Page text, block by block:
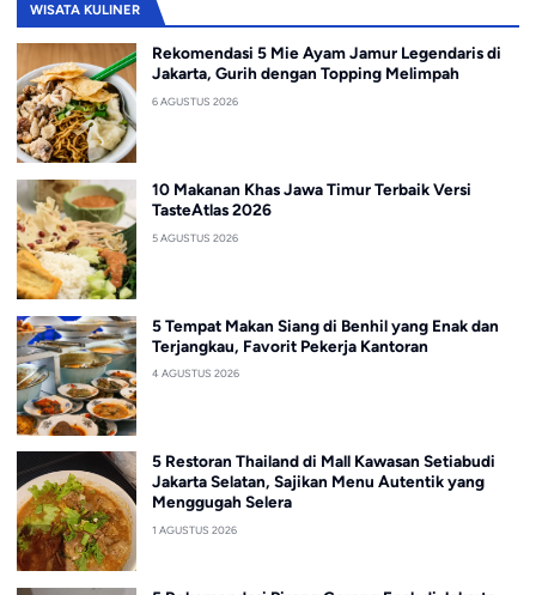
WISATA KULINER
Rekomendasi 5 Mie Ayam Jamur Legendaris di
Jakarta, Gurih dengan Topping Melimpah
6 AGUSTUS 2026
10 Makanan Khas Jawa Timur Terbaik Versi
TasteAtlas 2026
5 AGUSTUS 2026
5 Tempat Makan Siang di Benhil yang Enak dan
Terjangkau, Favorit Pekerja Kantoran
4 AGUSTUS 2026
5 Restoran Thailand di Mall Kawasan Setiabudi
Jakarta Selatan, Sajikan Menu Autentik yang
Menggugah Selera
1 AGUSTUS 2026